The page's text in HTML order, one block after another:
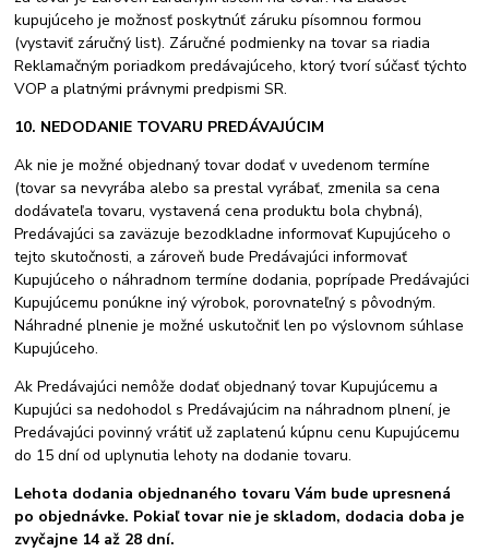
kupujúceho je možnosť poskytnúť záruku písomnou formou
(vystaviť záručný list). Záručné podmienky na tovar sa riadia
Reklamačným poriadkom predávajúceho, ktorý tvorí súčasť týchto
VOP a platnými právnymi predpismi SR.
10. NEDODANIE TOVARU PREDÁVAJÚCIM
Ak nie je možné objednaný tovar dodať v uvedenom termíne
(tovar sa nevyrába alebo sa prestal vyrábať, zmenila sa cena
dodávateľa tovaru, vystavená cena produktu bola chybná),
Predávajúci sa zaväzuje bezodkladne informovať Kupujúceho o
tejto skutočnosti, a zároveň bude Predávajúci informovať
Kupujúceho o náhradnom termíne dodania, poprípade Predávajúci
Kupujúcemu ponúkne iný výrobok, porovnateľný s pôvodným.
Náhradné plnenie je možné uskutočniť len po výslovnom súhlase
Kupujúceho.
Ak Predávajúci nemôže dodať objednaný tovar Kupujúcemu a
Kupujúci sa nedohodol s Predávajúcim na náhradnom plnení, je
Predávajúci povinný vrátiť už zaplatenú kúpnu cenu Kupujúcemu
do 15 dní od uplynutia lehoty na dodanie tovaru.
Lehota dodania objednaného tovaru Vám bude upresnená
po objednávke. Pokiaľ tovar nie je skladom, dodacia doba je
zvyčajne 14 až 28 dní.